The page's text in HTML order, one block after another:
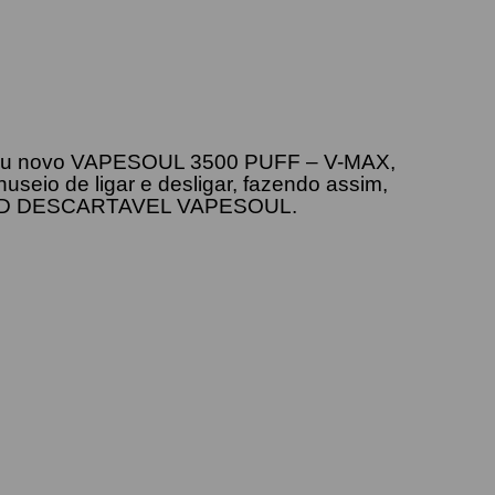
novo VAPESOUL 3500 PUFF – V-MAX,
de ligar e desligar, fazendo assim,
DESCARTAVEL VAPESOUL.